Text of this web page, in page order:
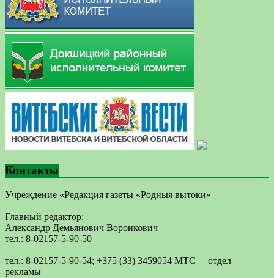
Контакты
Учреждение «Редакция газеты «Родныя вытоки»
Главный редактор:
Александр Демьянович Воронкович
тел.: 8-02157-5-90-50
тел.: 8-02157-5-90-54; +375 (33) 3459054 МТС— отдел
рекламы